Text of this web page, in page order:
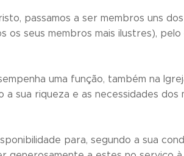
passamos a ser membros uns
os seus membros mais ilustres),
uma função, também na
sua riqueza e as necessidades dos
para, segundo a sua